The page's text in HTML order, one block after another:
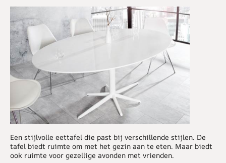
Een stijlvolle eettafel die past bij verschillende stijlen. De
tafel biedt ruimte om met het gezin aan te eten. Maar biedt
ook ruimte voor gezellige avonden met vrienden.